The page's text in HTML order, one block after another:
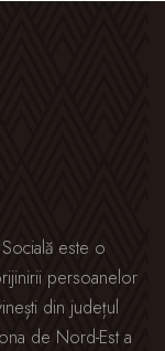
este o
persoanelor
din județul
de Nord-Est a